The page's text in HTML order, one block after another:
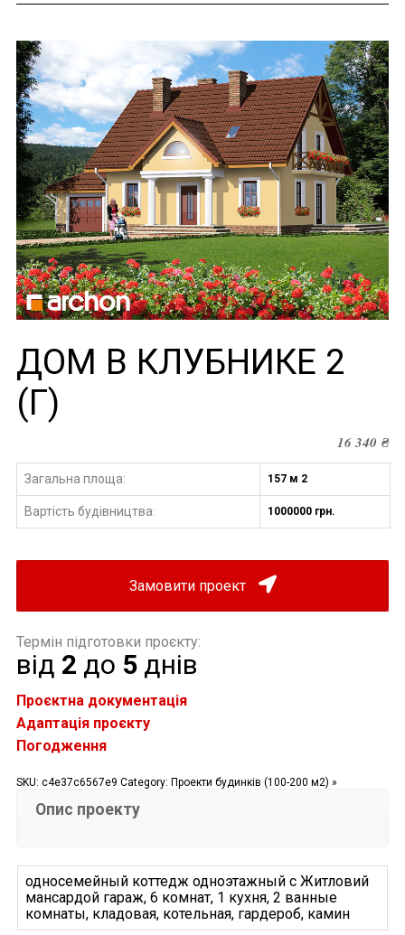
ДОМ В КЛУБНИКЕ 2
(Г)
16 340₴
Загальна площа: 157 м 2
Вартість будівництва: 1000000 грн.
Замовити проект
Термін підготовки проєкту:
від 2 до 5 днів
Проєктна документація
Адаптація проєкту
Погодження
SKU: c4e37c6567e9 Category: Проекти будинків (100-200 м2) »
Опис проекту
односемейный коттедж одноэтажный с Житловий
мансардой гараж, 6 комнат, 1 кухня, 2 ванные
комнаты, кладовая, котельная, гардероб, камин